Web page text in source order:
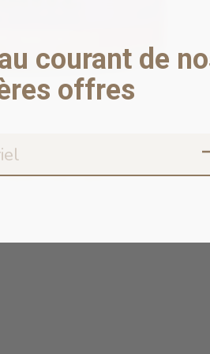
Liver Pâté ...
courant de
offres